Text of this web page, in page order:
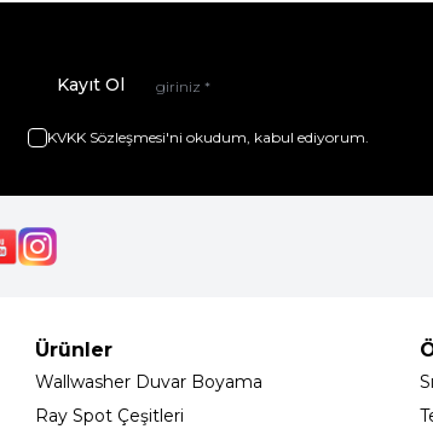
Kayıt Ol
KVKK Sözleşmesi'ni okudum, kabul ediyorum.
Ürünler
Wallwasher Duvar Boyama
Ray Spot Çeşitleri